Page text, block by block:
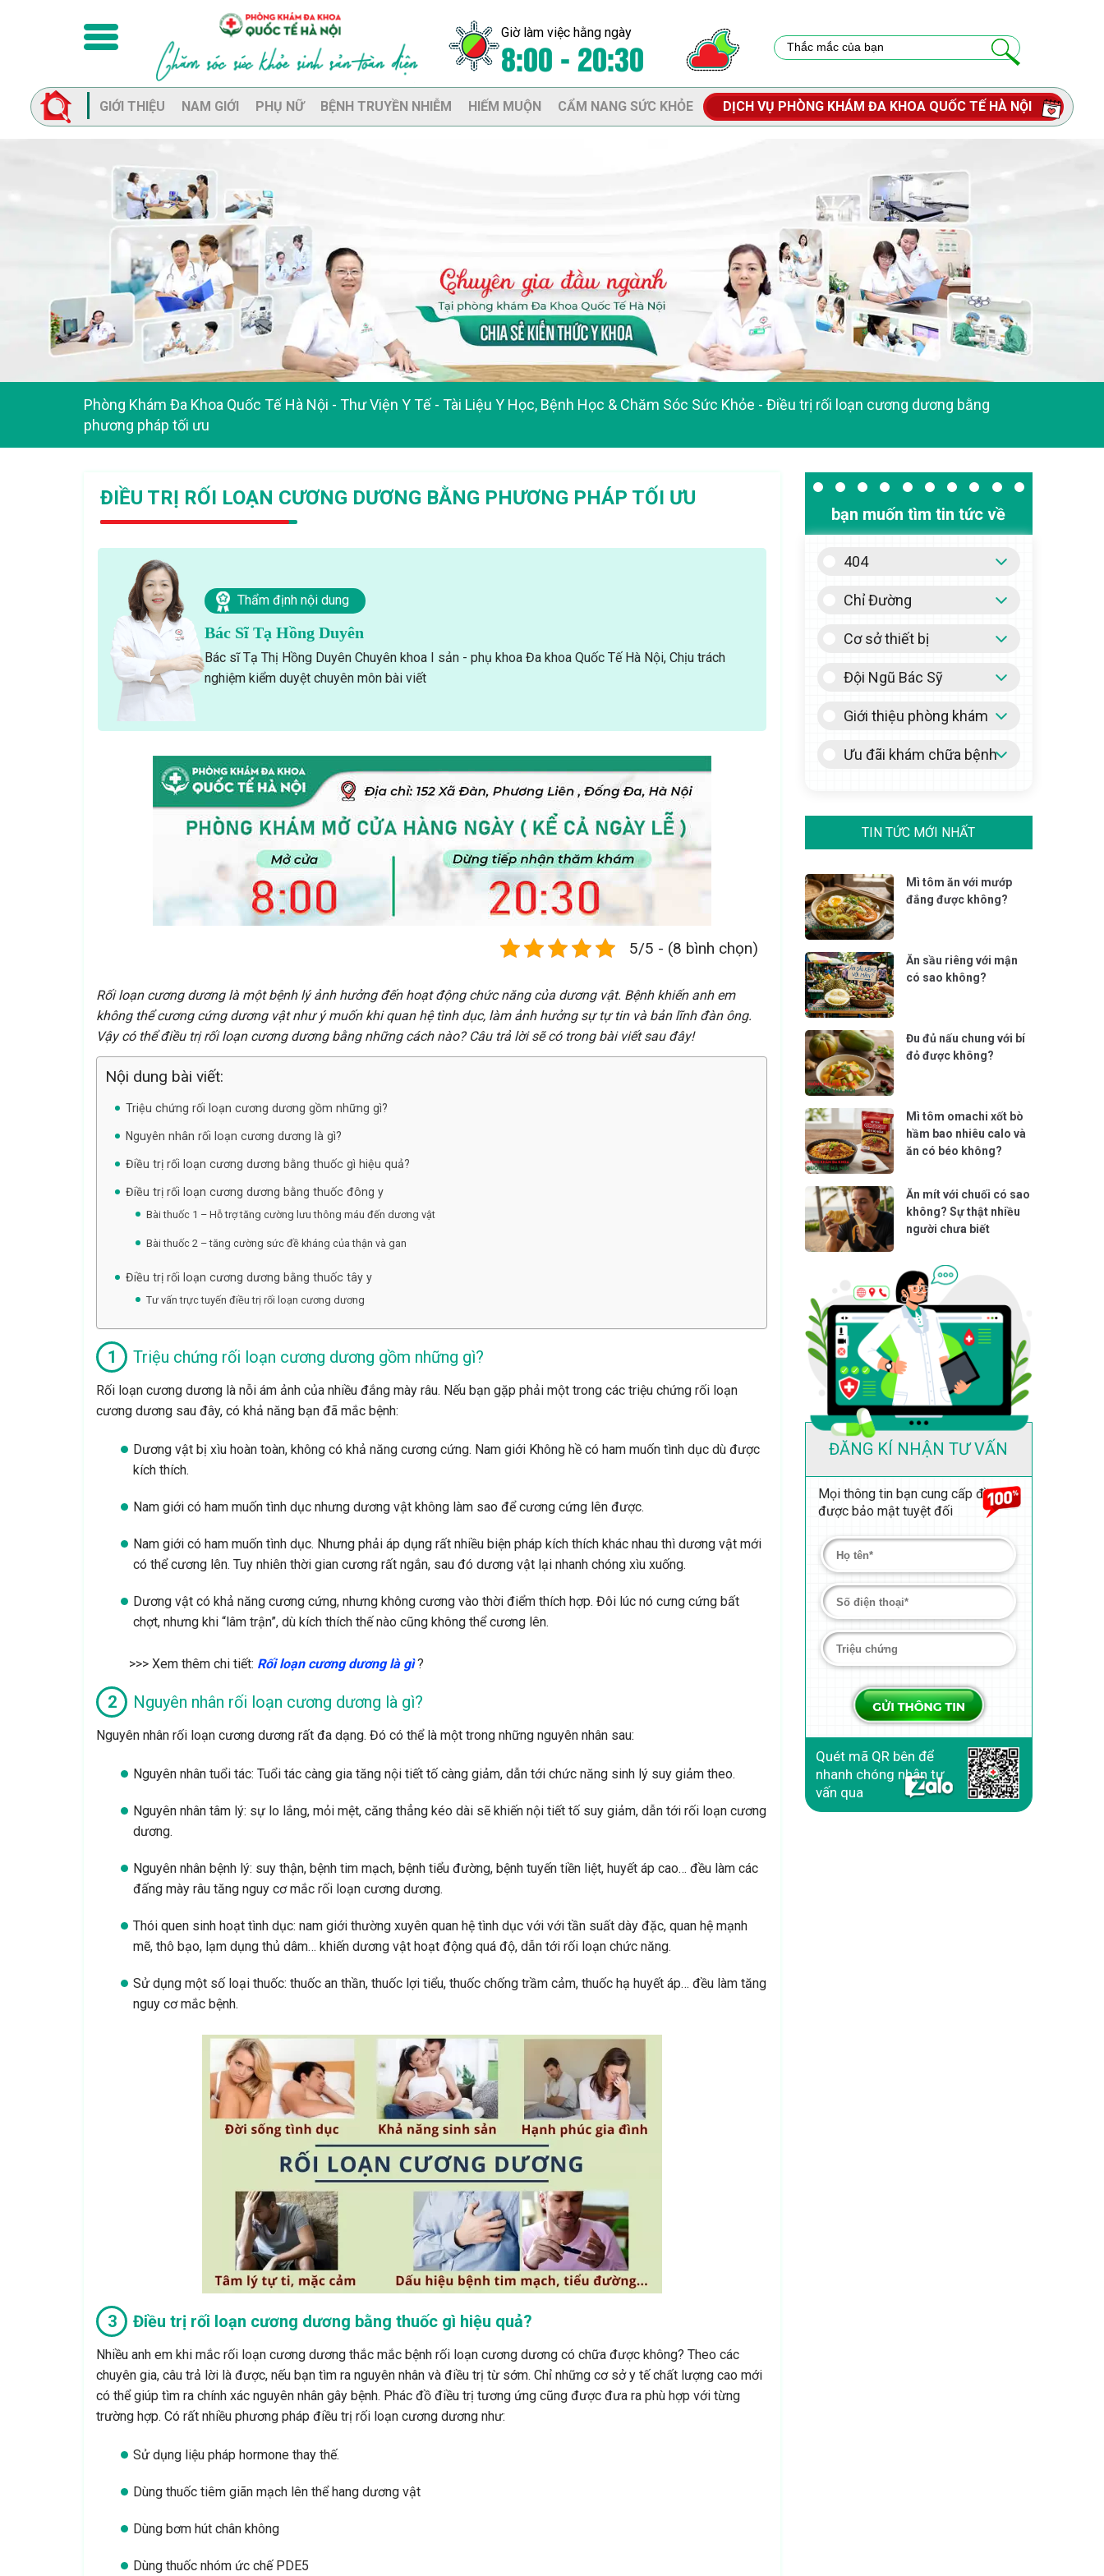
Giờ làm việc hằng ngày
8:00 - 20:30
GIỚI THIỆU NAM GIỚI PHỤ NỮ BỆNH TRUYỀN NHIỄM HIẾM MUỘN CẨM NANG SỨC KHỎE DỊCH VỤ PHÒNG KHÁM ĐA KHOA QUỐC TẾ HÀ NỘI
Phòng Khám Đa Khoa Quốc Tế Hà Nội - Thư Viện Y Tế - Tài Liệu Y Học, Bệnh Học & Chăm Sóc Sức Khỏe - Điều trị rối loạn cương dương bằng
phương pháp tối ưu
ĐIỀU TRỊ RỐI LOẠN CƯƠNG DƯƠNG BẰNG PHƯƠNG PHÁP TỐI ƯU
Thẩm định nội dung
Bác Sĩ Tạ Hồng Duyên
Bác sĩ Tạ Thị Hồng Duyên Chuyên khoa I sản - phụ khoa Đa khoa Quốc Tế Hà Nội, Chịu trách
nghiệm kiểm duyệt chuyên môn bài viết
5/5 - (8 bình chọn)
Rối loạn cương dương là một bệnh lý ảnh hưởng đến hoạt động chức năng của dương vật. Bệnh khiến anh em
không thể cương cứng dương vật như ý muốn khi quan hệ tình dục, làm ảnh hưởng sự tự tin và bản lĩnh đàn ông.
Vậy có thể điều trị rối loạn cương dương bằng những cách nào? Câu trả lời sẽ có trong bài viết sau đây!
Nội dung bài viết:
Triệu chứng rối loạn cương dương gồm những gì?
Nguyên nhân rối loạn cương dương là gì?
Điều trị rối loạn cương dương bằng thuốc gì hiệu quả?
Điều trị rối loạn cương dương bằng thuốc đông y
Bài thuốc 1 – Hỗ trợ tăng cường lưu thông máu đến dương vật
Bài thuốc 2 – tăng cường sức đề kháng của thận và gan
Điều trị rối loạn cương dương bằng thuốc tây y
Tư vấn trực tuyến điều trị rối loạn cương dương
Triệu chứng rối loạn cương dương gồm những gì?
Rối loạn cương dương là nỗi ám ảnh của nhiều đắng mày râu. Nếu bạn gặp phải một trong các triệu chứng rối loạn
cương dương sau đây, có khả năng bạn đã mắc bệnh:
Dương vật bị xìu hoàn toàn, không có khả năng cương cứng. Nam giới Không hề có ham muốn tình dục dù được
kích thích.
Nam giới có ham muốn tình dục nhưng dương vật không làm sao để cương cứng lên được.
Nam giới có ham muốn tình dục. Nhưng phải áp dụng rất nhiều biện pháp kích thích khác nhau thì dương vật mới
có thể cương lên. Tuy nhiên thời gian cương rất ngắn, sau đó dương vật lại nhanh chóng xìu xuống.
Dương vật có khả năng cương cứng, nhưng không cương vào thời điểm thích hợp. Đôi lúc nó cưng cứng bất
chợt, nhưng khi “lâm trận”, dù kích thích thế nào cũng không thể cương lên.
>>> Xem thêm chi tiết: Rối loạn cương dương là gì?
Nguyên nhân rối loạn cương dương là gì?
Nguyên nhân rối loạn cương dương rất đa dạng. Đó có thể là một trong những nguyên nhân sau:
Nguyên nhân tuổi tác: Tuổi tác càng gia tăng nội tiết tố càng giảm, dẫn tới chức năng sinh lý suy giảm theo.
Nguyên nhân tâm lý: sự lo lắng, mỏi mệt, căng thẳng kéo dài sẽ khiến nội tiết tố suy giảm, dẫn tới rối loạn cương
dương.
Nguyên nhân bệnh lý: suy thận, bệnh tim mạch, bệnh tiểu đường, bệnh tuyến tiền liệt, huyết áp cao… đều làm các
đấng mày râu tăng nguy cơ mắc rối loạn cương dương.
Thói quen sinh hoạt tình dục: nam giới thường xuyên quan hệ tình dục với với tần suất dày đặc, quan hệ mạnh
mẽ, thô bạo, lạm dụng thủ dâm… khiến dương vật hoạt động quá độ, dẫn tới rối loạn chức năng.
Sử dụng một số loại thuốc: thuốc an thần, thuốc lợi tiểu, thuốc chống trầm cảm, thuốc hạ huyết áp… đều làm tăng
nguy cơ mắc bệnh.
Điều trị rối loạn cương dương bằng thuốc gì hiệu quả?
Nhiều anh em khi mắc rối loạn cương dương thắc mắc bệnh rối loạn cương dương có chữa được không? Theo các
chuyên gia, câu trả lời là được, nếu bạn tìm ra nguyên nhân và điều trị từ sớm. Chỉ những cơ sở y tế chất lượng cao mới
có thể giúp tìm ra chính xác nguyên nhân gây bệnh. Phác đồ điều trị tương ứng cũng được đưa ra phù hợp với từng
trường hợp. Có rất nhiều phương pháp điều trị rối loạn cương dương như:
Sử dụng liệu pháp hormone thay thế.
Dùng thuốc tiêm giãn mạch lên thể hang dương vật
Dùng bơm hút chân không
Dùng thuốc nhóm ức chế PDE5
bạn muốn tìm tin tức về
404
Chỉ Đường
Cơ sở thiết bị
Đội Ngũ Bác Sỹ
Giới thiệu phòng khám
Ưu đãi khám chữa bệnh
TIN TỨC MỚI NHẤT
Mì tôm ăn với mướp
đắng được không?
Ăn sầu riêng với mận
có sao không?
Đu đủ nấu chung với bí
đỏ được không?
Mì tôm omachi xốt bò
hầm bao nhiêu calo và
ăn có béo không?
Ăn mít với chuối có sao
không? Sự thật nhiều
người chưa biết
ĐĂNG KÍ NHẬN TƯ VẤN
Mọi thông tin bạn cung cấp đều
được bảo mật tuyệt đối
Quét mã QR bên để
nhanh chóng nhận tư
vấn qua